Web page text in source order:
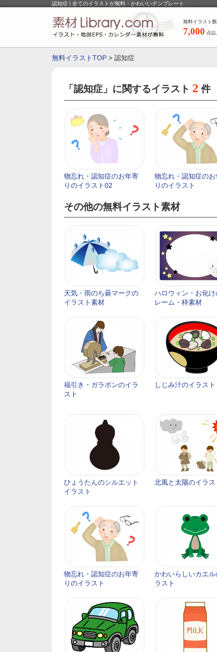
認知症 | 全てのイラストが無料・かわいいテンプレート
無料イラスト数
7,000 点
無料イラストTOP > 認知症
「認知症」に関するイラスト 2 件
物忘れ・認知症のお年寄
りのイラスト02
物忘れ・認知症のお
りのイラスト
その他の無料イラスト素材
天気・雨のち曇マークの
イラスト素材
ハロウィン・お化け
レーム・枠素材
福引き・ガラポンのイラ
スト
しじみ汁のイラスト
ひょうたんのシルエット
イラスト
北風と太陽のイラ
物忘れ・認知症のお年寄
りのイラスト
かわいらしいカエル
ラスト